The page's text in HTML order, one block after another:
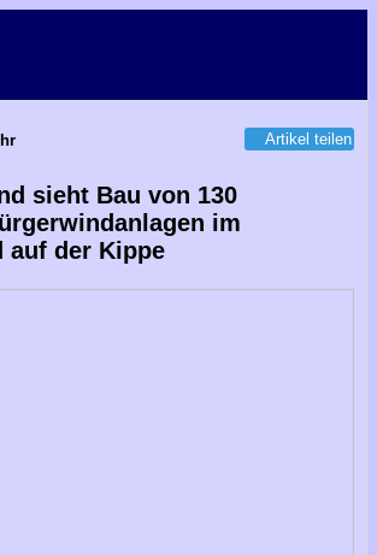
Artikel teilen
sieht Bau von 130
im
auf der Kippe